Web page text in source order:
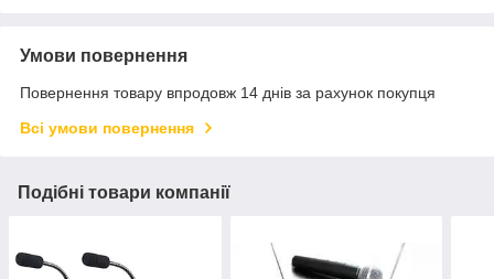
Умови повернення
Повернення товару впродовж 14 днів за рахунок покупця
Всі умови повернення
Подібні товари компанії